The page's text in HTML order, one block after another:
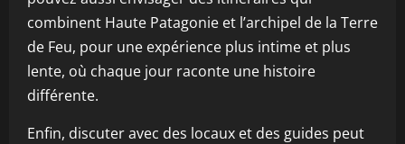
combinent Haute Patagonie et l’archipel de la Terre
de Feu, pour une expérience plus intime et plus
lente, où chaque jour raconte une histoire
différente.
Enfin, discuter avec des locaux et des guides peut